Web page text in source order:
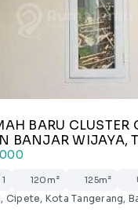
BARU CLUSTER
BANJAR WIJAYA,
1 120m² 125m²
Cipete, Kota Tangerang,